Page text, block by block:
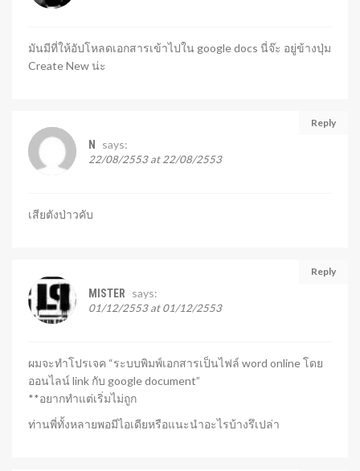
มันมีที่ให้อัปโหลดเอกสารเข้าไปใน google docs นี่จ๊ะ อยู่ข้างปุ่ม
Create New น่ะ
Reply
N says:
22/08/2553 at 22/08/2553
เสียตังป่าวคับ
Reply
MISTER says:
01/12/2553 at 01/12/2553
ผมจะทำโปรเจค “ระบบพิมพ์เอกสารเป็นไฟล์ word online โดย
ออนไลน์ link กับ google document”
**อยากทำแต่เริ่มไม่ถูก
ท่านพี่ทั้งหลายพอมีไอเดียหรือแนะนำอะไรบ้างรึเปล่า